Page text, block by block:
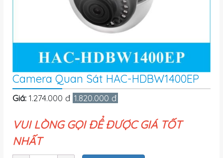
Camera Quan Sát HAC-HDBW1400EP
Giá: 1.274.000 đ 1.820.000 đ
VUI LÒNG GỌI ĐỂ ĐƯỢC GIÁ TỐT
NHẤT